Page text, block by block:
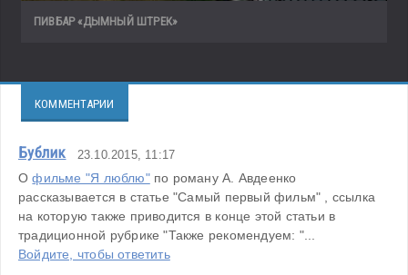
ПИВБАР «ДЫМНЫЙ ШТРЕК»
КОММЕНТАРИИ
Бублик 23.10.2015, 11:17
О фильме "Я люблю" по роману А. Авдеенко
рассказывается в статье "Самый первый фильм" , ссылка
на которую также приводится в конце этой статьи в
традиционной рубрике "Также рекомендуем: "...
Войдите, чтобы ответить